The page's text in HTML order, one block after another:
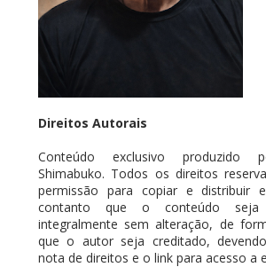
Direitos Autorais
Conteúdo exclusivo produzido
Shimabuko. Todos os direitos
permissão para copiar e distribuir
contanto que o conteúdo seja
integralmente sem alteração, de
que o autor seja creditado,
nota de direitos e o link para acesso a